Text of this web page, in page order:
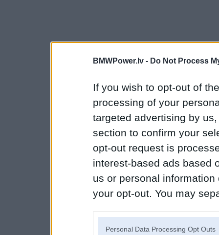
BMWPower.lv - Do Not Process
If you wish to opt-out of
processing of your
targeted advertising by
section to confirm your
opt-out request is
interest-based ads based
us or personal
your opt-out. You may
Personal Data Processing Opt Outs